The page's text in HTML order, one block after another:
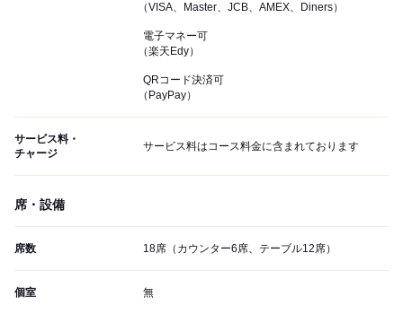
（VISA、Master、JCB、AMEX、Diners）
電子マネー可
（楽天Edy）
QRコード決済可
（PayPay）
サービス料・
チャージ
サービス料はコース料金に含まれております
席・設備
席数 18席（カウンター6席、テーブル12席）
個室 無